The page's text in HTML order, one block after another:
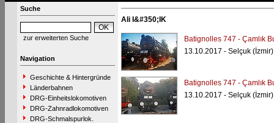
Suche
zur erweiterten Suche
Navigation
Geschichte & Hintergründe
Länderbahnen
DRG-Einheitslokomotiven
DRG-Zahnradlokomotiven
DRG-Schmalspurlok.
Ali I&#350;IK
Batignolles 747 - Çamlık
13.10.2017 - Selçuk
Batignolles 747 - Çamlık
13.10.2017 - Selçuk